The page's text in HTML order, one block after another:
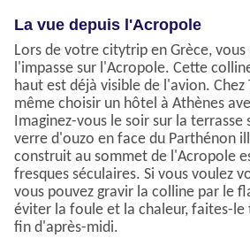
La vue depuis l'Acropole
Lors de votre citytrip en Grèce,
l'impasse sur l'Acropole. Cette
haut est déjà visible de l'avion. Chez
même choisir un hôtel à Athènes
Imaginez-vous le soir sur la terrasse
verre d'ouzo en face du Parthénon
construit au sommet de l'Acropole
fresques séculaires. Si vous voulez
vous pouvez gravir la colline par le
éviter la foule et la chaleur, faites-
fin d'après-midi.